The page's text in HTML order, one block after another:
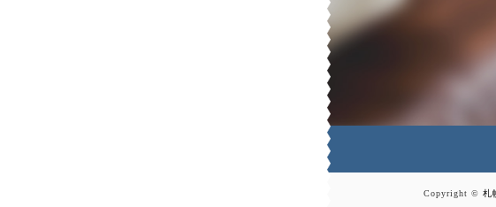
Copyright © 札